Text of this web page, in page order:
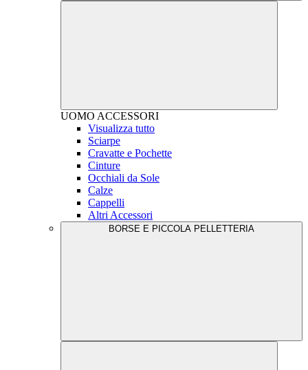
UOMO ACCESSORI
Visualizza tutto
Sciarpe
Cravatte e Pochette
Cinture
Occhiali da Sole
Calze
Cappelli
Altri Accessori
BORSE E PICCOLA PELLETTERIA